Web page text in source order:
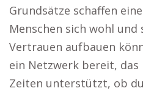
Grundsätze schaffen
Menschen sich wohl
Vertrauen aufbauen
ein Netzwerk bereit, das
Zeiten unterstützt, ob